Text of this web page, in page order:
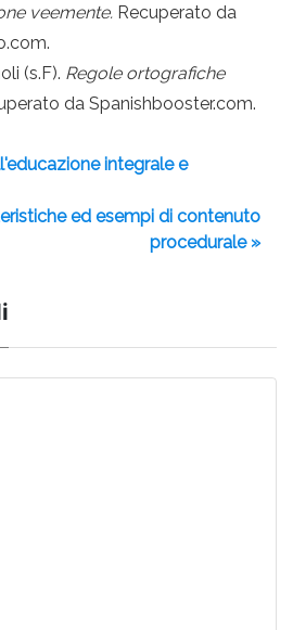
veemente. Recuperato da
(s.F). Regole ortografiche
da Spanishbooster.com.
integrale e
ed esempi di contenuto
procedurale »